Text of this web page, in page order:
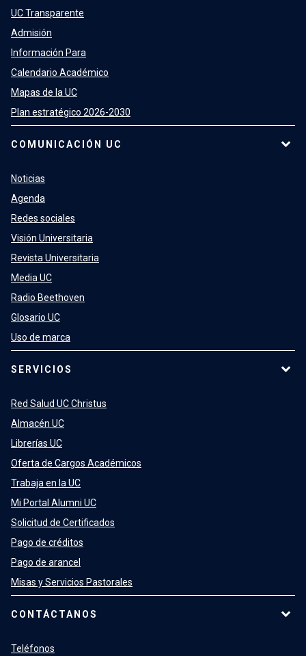
UC Transparente
Admisión
Información Para
Calendario Académico
Mapas de la UC
Plan estratégico 2026-2030
COMUNICACIÓN UC
Noticias
Agenda
Redes sociales
Visión Universitaria
Revista Universitaria
Media UC
Radio Beethoven
Glosario UC
Uso de marca
SERVICIOS
Red Salud UC Christus
Almacén UC
Librerías UC
Oferta de Cargos Académicos
Trabaja en la UC
Mi Portal Alumni UC
Solicitud de Certificados
Pago de créditos
Pago de arancel
Misas y Servicios Pastorales
CONTÁCTANOS
Teléfonos